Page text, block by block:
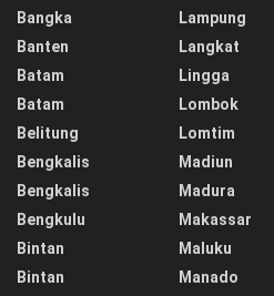
Bangka
Banten
Batam
Batam
Belitung
Bengkalis
Bengkalis
Bengkulu
Bintan
Bintan
Lampung
Langkat
Lingga
Lombok
Lomtim
Madiun
Madura
Makassar
Maluku
Manado